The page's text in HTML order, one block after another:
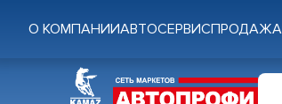
О КОМПАНИИАВТОСЕРВИС